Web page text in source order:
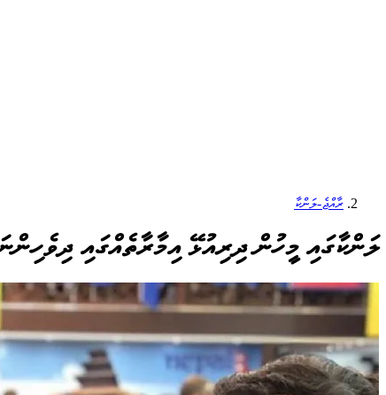
ރާއްޖެ-ލަންކާ
ލަންކާގައި މީހުން ދިރިއުޅޭ އިމާރާތެއްގައި